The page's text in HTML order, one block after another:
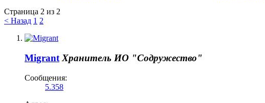
Страница 2 из 2
< Назад 1 2
Migrant Хранитель ИО "Содружество"
Сообщения:
5.358